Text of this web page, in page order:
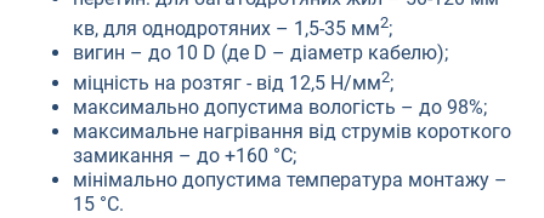
кв, для однодротяних – 1,5-35 мм2;
вигин – до 10 D (де D – діаметр кабелю);
міцність на розтяг - від 12,5 Н/мм2;
максимально допустима вологість – до 98%;
максимальне нагрівання від струмів короткого
замикання – до +160 °С;
мінімально допустима температура монтажу –
15 °С.